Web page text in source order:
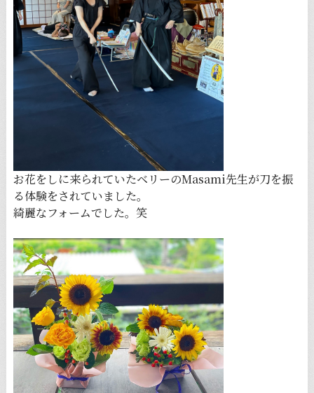
お花をしに来られていたベリーのMasami先生が刀を振
る体験をされていました。
綺麗なフォームでした。笑